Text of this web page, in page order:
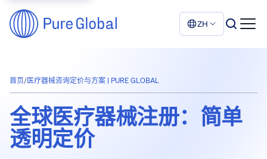
ZH
首页/医疗器械咨询定价与方案 | PURE GLOBAL
全球医疗器械注册：简单
透明定价